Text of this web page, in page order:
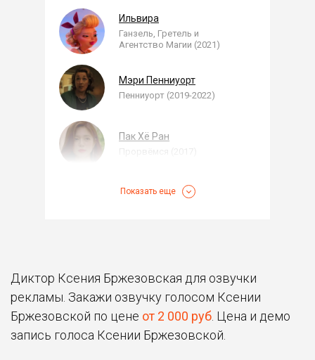
Ильвира
Ганзель, Гретель и
Агентство Магии (2021)
Мэри Пенниуорт
Пенниуорт (2019-2022)
Пак Хё Ран
Пандочка
Малыш
Барбоскины (2011)
Показать еще
Диктор Ксения Бржезовская для озвучки
рекламы. Закажи озвучку голосом Ксении
Бржезовской по цене от 2 000 руб . Цена и демо
запись голоса Ксении Бржезовской.